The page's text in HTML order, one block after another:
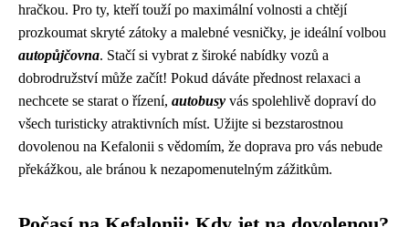
hračkou. Pro ty, kteří touží po maximální volnosti a chtějí
prozkoumat skryté zátoky a malebné vesničky, je ideální volbou
autopůjčovna. Stačí si vybrat z široké nabídky vozů a
dobrodružství může začít! Pokud dáváte přednost relaxaci a
nechcete se starat o řízení, autobusy vás spolehlivě dopraví do
všech turisticky atraktivních míst. Užijte si bezstarostnou
dovolenou na Kefalonii s vědomím, že doprava pro vás nebude
překážkou, ale bránou k nezapomenutelným zážitkům.